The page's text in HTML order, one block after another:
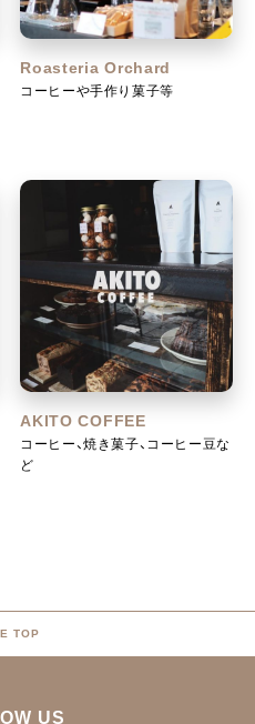
Roasteria Orchard
コーヒーや手作り菓子等
AKITO COFFEE
コーヒー、焼き菓子、コーヒー豆な
ど
TOP
US